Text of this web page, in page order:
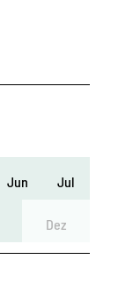
Jun Jul
Dez